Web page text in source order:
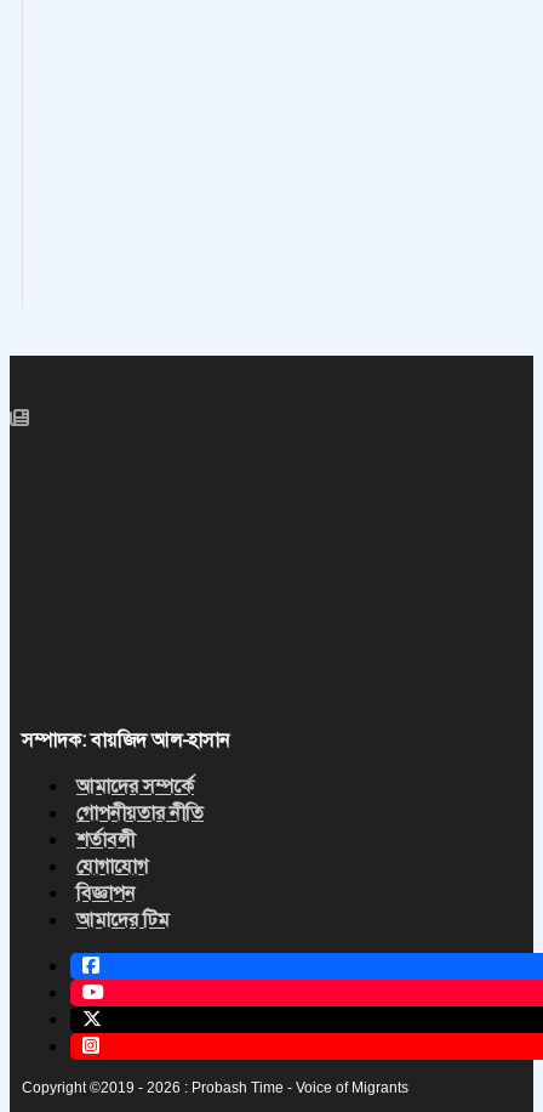
সম্পাদক: বায়জিদ আল-হাসান
আমাদের সম্পর্কে
গোপনীয়তার নীতি
শর্তাবলী
যোগাযোগ
বিজ্ঞাপন
আমাদের টিম
Copyright ©2019 - 2026 : Probash Time - Voice of Migrants